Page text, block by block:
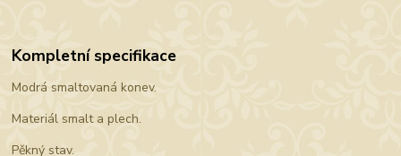
Kompletní specifikace
Modrá smaltovaná konev.
Materiál smalt a plech.
Pěkný stav.